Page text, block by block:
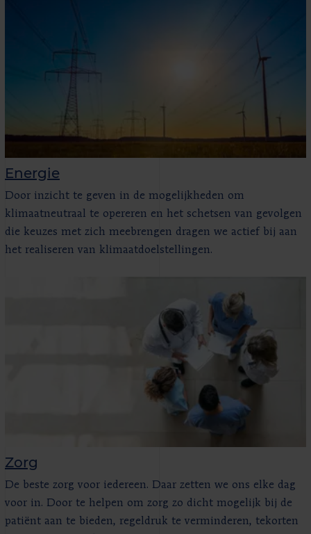
Energie
Door inzicht te geven in de mogelijkheden om
klimaatneutraal te opereren en het schetsen van gevolgen
die keuzes met zich meebrengen dragen we actief bij aan
het realiseren van klimaatdoelstellingen.
Zorg
De beste zorg voor iedereen. Daar zetten we ons elke dag
voor in. Door te helpen om zorg zo dicht mogelijk bij de
patiënt aan te bieden, regeldruk te verminderen, tekorten